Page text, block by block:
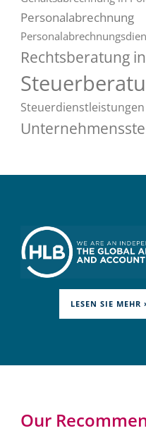
Personalabrechnung
Rechtsberatung
LESEN SIE MEHR
Our